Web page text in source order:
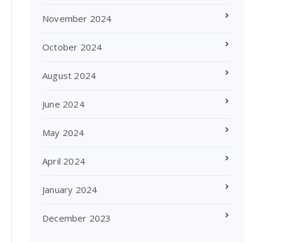
November 2024
October 2024
August 2024
June 2024
May 2024
April 2024
January 2024
December 2023